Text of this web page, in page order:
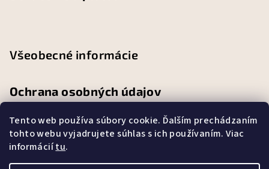
Tento web používa súbory cookie. Ďalším prechádzaním
tohto webu vyjadrujete súhlas s ich používaním. Viac
informáciítu.
Všeobecné informácie
Ochrana osobných údajov
Obchodné podmienky
Reklamačný poriadok